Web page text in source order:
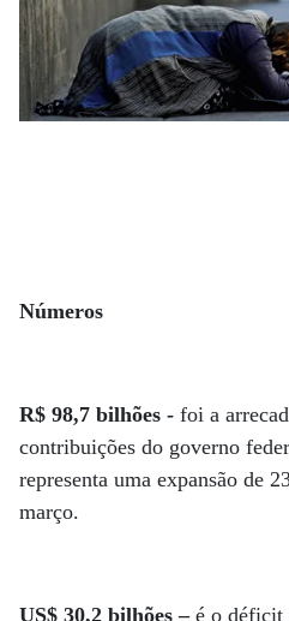
Números
R$ 98,7 bilhões - foi a
contribuições do governo
representa uma expansão de
março.
US$ 30,2 bilhões –é o déficit